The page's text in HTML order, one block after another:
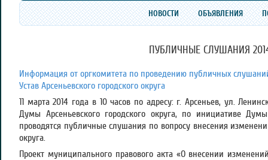
НОВОСТИ ОБЪЯВЛЕНИЯ
ПУБЛИЧНЫЕ СЛУШАНИЯ
Информация от оргкомитета по проведению публичных
Устав Арсеньевского городского округа
11 марта 2014 года в 10 часов по адресу: г. Арсеньев, ул.
Думы Арсеньевского городского округа, по инициативе Думы
проводятся публичные слушания по вопросу внесения
округа.
Проект муниципального правового акта «О внесении